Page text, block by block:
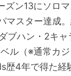
ズン13にソロ
マスター達成
ブハン・2キャ
ル（※通常カジ
歴4年で得た経